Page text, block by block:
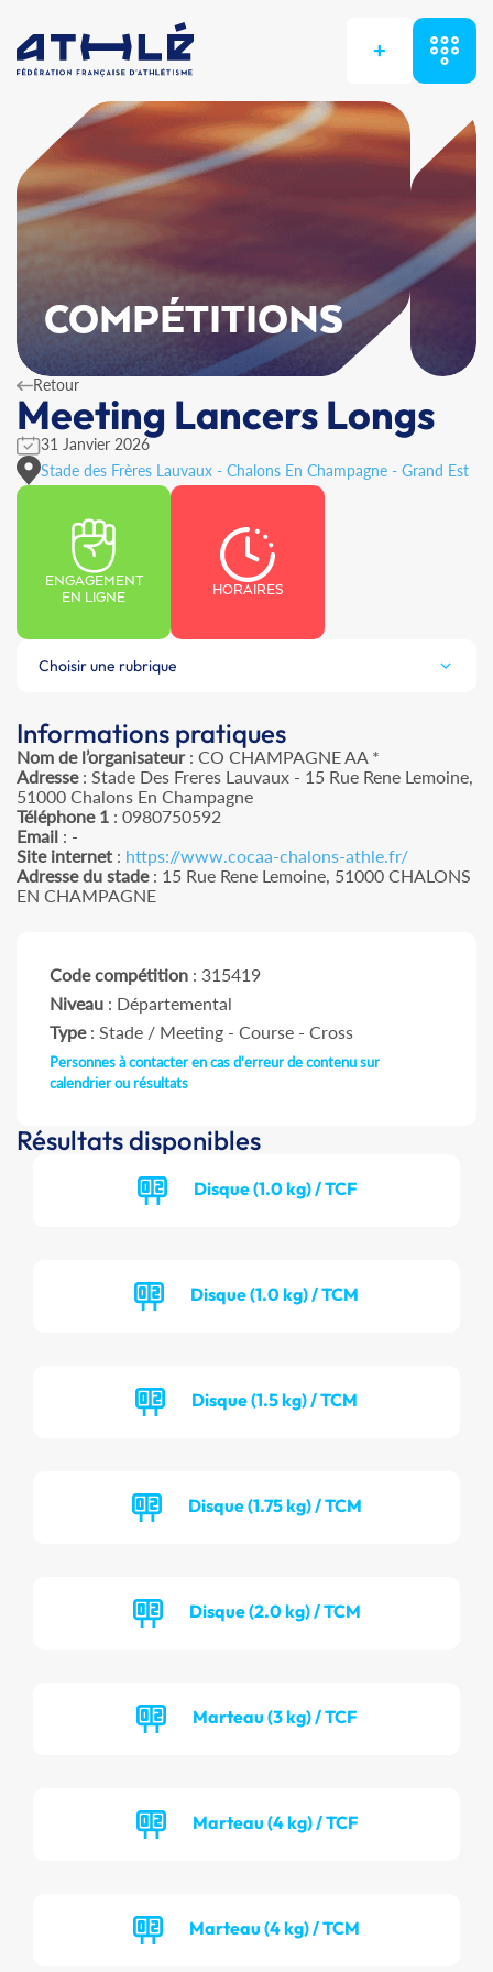
+
COMPÉTITIONS
Retour
Meeting Lancers Longs
31 Janvier 2026
Stade des Frères Lauvaux - Chalons En Champagne - Grand Est
ENGAGEMENT
EN LIGNE
HORAIRES
Choisir une rubrique
Informations pratiques
Nom de l’organisateur: CO CHAMPAGNE AA *
Adresse: Stade Des Freres Lauvaux - 15 Rue Rene Lemoine,
51000 Chalons En Champagne
Téléphone 1 : 0980750592
Email : -
Site internet : https://www.cocaa-chalons-athle.fr/
Adresse du stade: 15 Rue Rene Lemoine, 51000 CHALONS
EN CHAMPAGNE
Code compétition : 315419
Niveau : Départemental
Type: Stade / Meeting - Course - Cross
Personnes à contacter en cas d'erreur de contenu sur
calendrier ou résultats
Résultats disponibles
Disque (1.0 kg) / TCF
Disque (1.0 kg) / TCM
Disque (1.5 kg) / TCM
Disque (1.75 kg) / TCM
Disque (2.0 kg) / TCM
Marteau (3 kg) / TCF
Marteau (4 kg) / TCF
Marteau (4 kg) / TCM